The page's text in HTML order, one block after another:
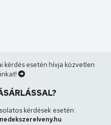
kérdés esetén hívja közvetlen
kérdések esetén: